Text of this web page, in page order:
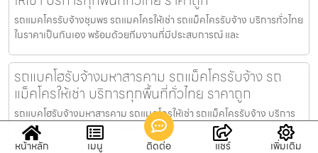
รถแมคโครรับจ้างชุมพร รถแมคโครให้เช่า รถแม็คโครรับจ้าง บริการทั่วไทย
ในราคาเป็นกันเอง พร้อมด้วยทีมงานที่มีประสบการณ์ และ
รถแบคโฮรับจ้างมหาสารคาม รถแม็คโครรับจ้าง รถ
แม็คโครให้เช่า บริการทุกพื้นที่ทั่วไทย ราคาถูก
รถแบคโฮรับจ้างมหาสารคาม รถแมคโครให้เช่า รถแม็คโครรับจ้าง บริการ
ทั่วไทย ในราคาเป็นกันเอง พร้อมด้วยทีมงานที่มีประสบการณ์ แ
หน้าหลัก
เมนู ติดต่อ แชร์ เพิ่มเติม